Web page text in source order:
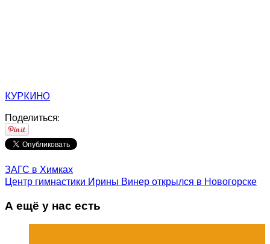
КУРКИНО
Поделиться:
ЗАГС в Химках
Центр гимнастики Ирины Винер открылся в Новогорске
А ещё у нас есть